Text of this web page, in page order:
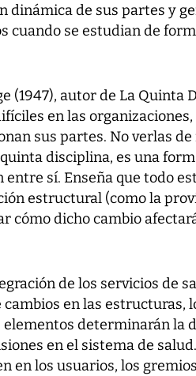
dinámica de sus partes y
se estudian de
(1947), autor de La Quinta
en las
sus partes. No verlas
disciplina, es una
entre sí. Enseña que todo
estructural (como la
cómo dicho cambio
de los servicios de
en las estructuras,
elementos determinarán la
en el sistema de
en los usuarios, los